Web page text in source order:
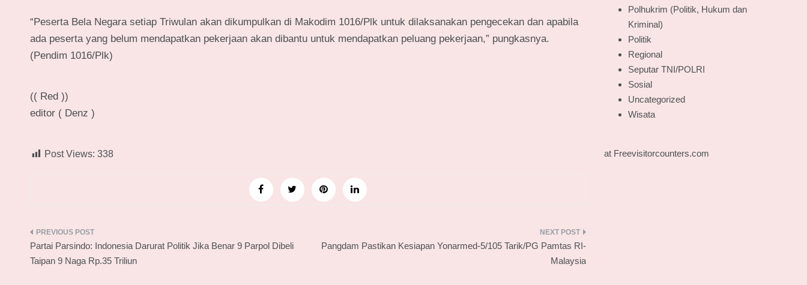
“Peserta Bela Negara setiap Triwulan akan dikumpulkan di Makodim 1016/Plk untuk dilaksanakan pengecekan dan apabila
ada peserta yang belum mendapatkan pekerjaan akan dibantu untuk mendapatkan peluang pekerjaan,” pungkasnya.
(Pendim 1016/Plk)
(( Red ))
editor ( Denz )
Post Views: 338
Navigasi
pos
Partai Parsindo: Indonesia Darurat Politik Jika Benar 9 Parpol Dibeli
Taipan 9 Naga Rp.35 Triliun
Pangdam Pastikan Kesiapan Yonarmed-5/105 Tarik/PG Pamtas RI-
Malaysia
Polhukrim (Politik, Hukum dan
Kriminal)
Politik
Regional
Seputar TNI/POLRI
Sosial
Uncategorized
Wisata
at Freevisitorcounters.com